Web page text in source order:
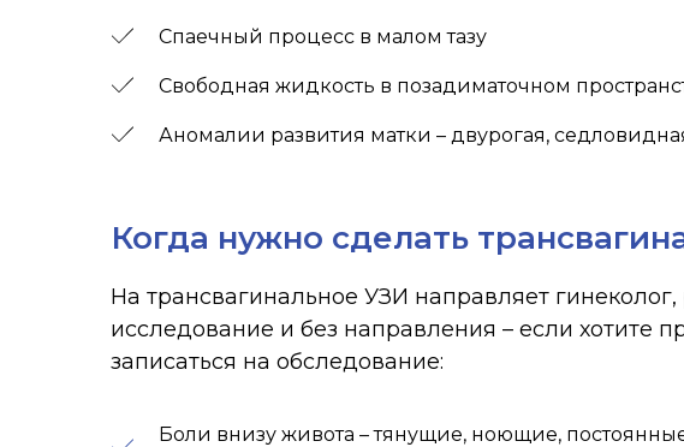
Спаечный процесс в малом тазу
Свободная жидкость в позадиматочном
Аномалии развития матки – двурогая,
Когда нужно сделать
На трансвагинальное УЗИ направляет
исследование и без направления – если хотите
записаться на обследование:
Боли внизу живота – тянущие, ноющие,